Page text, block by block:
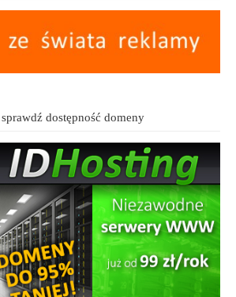
dostępność domeny